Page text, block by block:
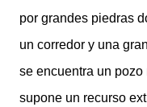
por grandes piedras
un corredor y una
se encuentra un
supone un recurso